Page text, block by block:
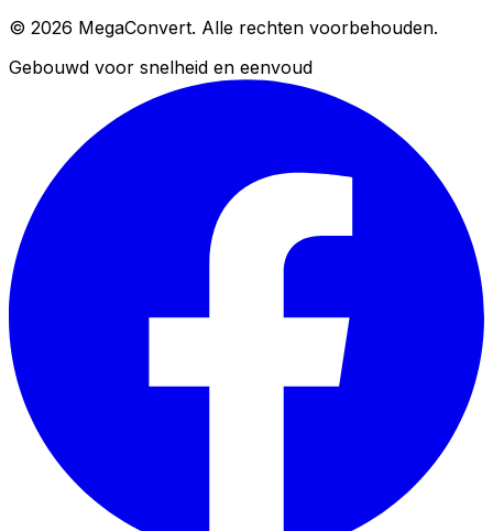
© 2026 MegaConvert. Alle rechten voorbehouden.
Gebouwd voor snelheid en eenvoud